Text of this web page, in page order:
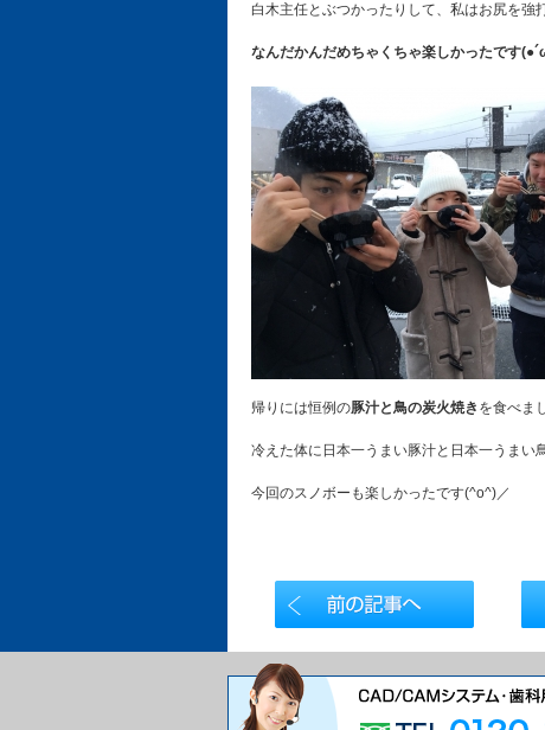
白木主任とぶつかったりして、私はお尻を強
なんだかんだめちゃくちゃ楽しかったです
帰りには恒例の豚汁と鳥の炭火焼き を食べま
冷えた体に日本一うまい豚汁と日本一うま
今回のスノボーも楽しかったです(^o^)／